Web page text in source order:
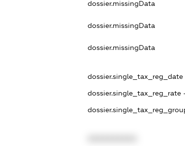
dossier.missingData
dossier.missingData
dossier.missingData
dossier.single_tax_reg_date
dossier.single_tax_reg_rate